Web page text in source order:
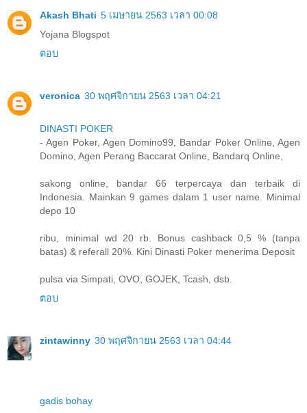
Akash Bhati 5 เมษายน 2563 เวลา 00:08
Yojana Blogspot
ตอบ
veronica 30 พฤศจิกายน 2563 เวลา 04:21
DINASTI POKER
- Agen Poker, Agen Domino99, Bandar Poker Online, Agen
Domino, Agen Perang Baccarat Online, Bandarq Online,
sakong online, bandar 66 terpercaya dan terbaik di
Indonesia. Mainkan 9 games dalam 1 user name. Minimal
depo 10
ribu, minimal wd 20 rb. Bonus cashback 0,5 % (tanpa
batas) & referall 20%. Kini Dinasti Poker menerima Deposit
pulsa via Simpati, OVO, GOJEK, Tcash, dsb.
ตอบ
zintawinny 30 พฤศจิกายน 2563 เวลา 04:44
gadis bohay